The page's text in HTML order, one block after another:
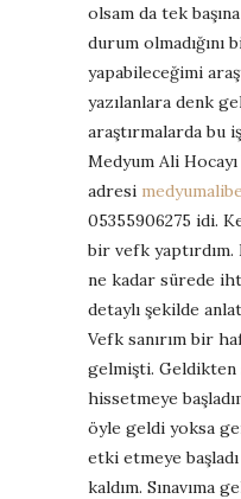
olsam da tek
durum olmadığını
yapabileceğimi
yazılanlara denk
araştırmalarda bu
Medyum Ali
adresi
05355906275 idi.
bir vefk
ne kadar sürede
detaylı şekilde
Vefk sanırım bir
gelmişti.
hissetmeye
öyle geldi yoksa
etki etmeye
kaldım. Sınavıma